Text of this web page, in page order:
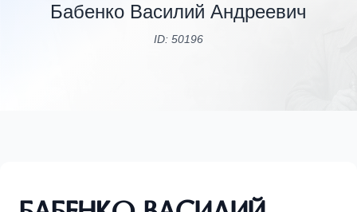
Бабенко Василий Андреевич
ID: 50196